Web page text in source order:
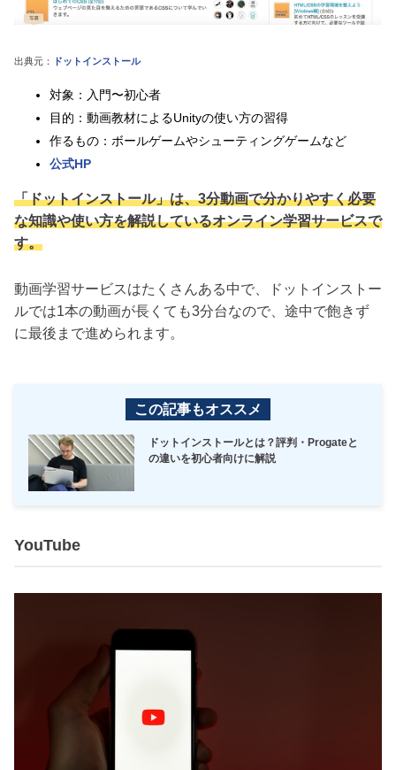
出典元： ドットインストール
対象：入門〜初心者
目的：動画教材によるUnityの使い方の習得
作るもの：ボールゲームやシューティングゲームなど
公式HP
「ドットインストール」は、3分動画で分かりやすく必要
な知識や使い方を解説しているオンライン学習サービスで
す。
動画学習サービスはたくさんある中で、ドットインストー
ルでは1本の動画が長くても3分台なので、途中で飽きず
に最後まで進められます。
この記事もオススメ
ドットインストールとは？評判・Progateと
の違いを初心者向けに解説
YouTube